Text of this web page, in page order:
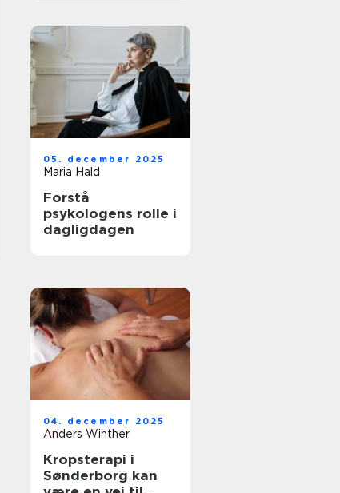
05. december 2025
Maria Hald
Forstå
psykologens rolle i
dagligdagen
04. december 2025
Anders Winther
Kropsterapi i
Sønderborg kan